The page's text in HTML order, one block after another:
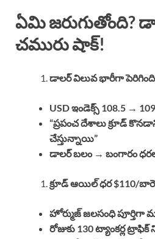
ఏమి జరుగుతోంది?
చమురు షాక్!
డాలర్ విలువ భారీగా పెరిగింది
USD ఇండెక్స్ 108.5 →
“ప్రపంచ దేశాలు క్రూడ్
చేస్తున్నాయి”
డాలర్ బలం → బంగారం
క్రూడ్ ఆయిల్ ధర $110/
హోర్ముజ్ జలసంధి
రోజుకు 130 ట్యాంకర్ల